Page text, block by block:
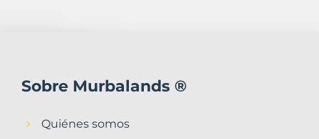
Sobre Murbalands ®
Quiénes somos